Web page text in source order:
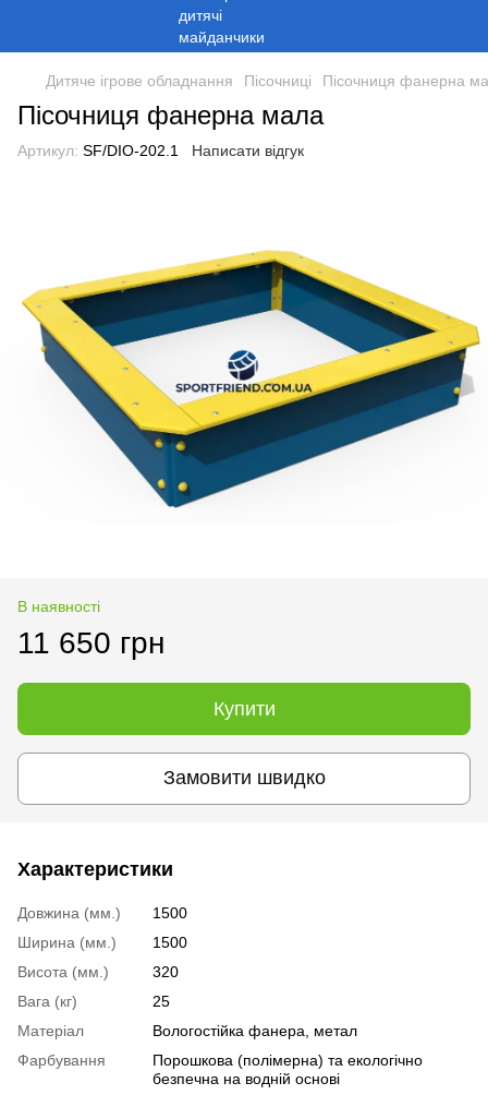
Дитяче ігрове обладнання Пісочниці Пісочниця фанерна
Пісочниця фанерна мала
Артикул: SF/DIO-202.1 Написати відгук
В наявності
11 650 грн
Купити
Замовити швидко
Характеристики
Довжина (мм.)
1500
Ширина (мм.)
1500
Висота (мм.)
320
Вага (кг)
25
Матеріал
Вологостійка фанера, метал
Фарбування
Порошкова (полімерна) та екологічно
безпечна на водній основі